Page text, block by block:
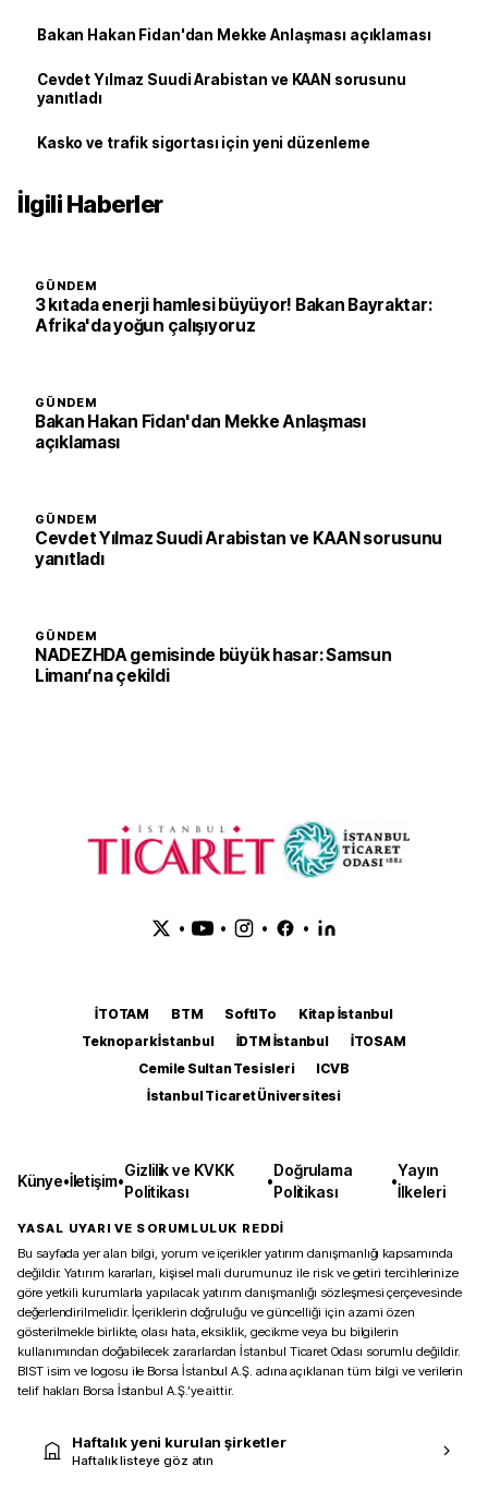
Bakan Hakan Fidan'dan Mekke Anlaşması açıklaması
Cevdet Yılmaz Suudi Arabistan ve KAAN sorusunu
yanıtladı
Kasko ve trafik sigortası için yeni düzenleme
İlgili Haberler
GÜNDEM
3 kıtada enerji hamlesi büyüyor! Bakan Bayraktar:
Afrika'da yoğun çalışıyoruz
GÜNDEM
Bakan Hakan Fidan'dan Mekke Anlaşması
açıklaması
GÜNDEM
Cevdet Yılmaz Suudi Arabistan ve KAAN sorusunu
yanıtladı
GÜNDEM
NADEZHDA gemisinde büyük hasar: Samsun
Limanı’na çekildi
• • • •
İTOTAM BTM SoftITo
Kitap İstanbul
Teknopark İstanbul
İDTM İstanbul
İTOSAM
Cemile Sultan Tesisleri
ICVB
İstanbul Ticaret Üniversitesi
Künye•İletişim•
Gizlilik ve KVKK
Politikası
•
Doğrulama
Politikası
•
Yayın
İlkeleri
YASAL UYARI VE SORUMLULUK REDDİ
Bu sayfada yer alan bilgi, yorum ve içerikler yatırım danışmanlığı kapsamında
değildir. Yatırım kararları, kişisel mali durumunuz ile risk ve getiri tercihlerinize
göre yetkili kurumlarla yapılacak yatırım danışmanlığı sözleşmesi çerçevesinde
değerlendirilmelidir. İçeriklerin doğruluğu ve güncelliği için azami özen
gösterilmekle birlikte, olası hata, eksiklik, gecikme veya bu bilgilerin
kullanımından doğabilecek zararlardan İstanbul Ticaret Odası sorumlu değildir.
BIST isim ve logosu ile Borsa İstanbul A.Ş. adına açıklanan tüm bilgi ve verilerin
telif hakları Borsa İstanbul A.Ş.’ye aittir.
Haftalık yeni kurulan şirketler
Haftalık listeye göz atın